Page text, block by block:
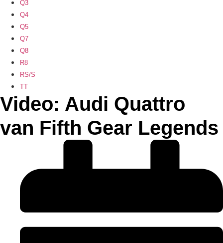
Q3
Q4
Q5
Q7
Q8
R8
RS/S
TT
Video: Audi Quattro
van Fifth Gear Legends